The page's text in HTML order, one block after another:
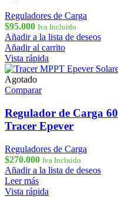
Reguladores de Carga
$95.000 Iva Incluido
Añadir a la lista de deseos
Añadir al carrito
Vista rápida
Agotado
Comparar
Regulador de Carga
Tracer Epever
Reguladores de Carga
$270.000 Iva Incluido
Añadir a la lista de deseos
Leer más
Vista rápida